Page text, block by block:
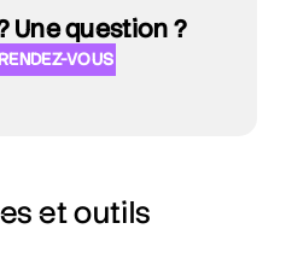
Une question ?
VOUS
et outils